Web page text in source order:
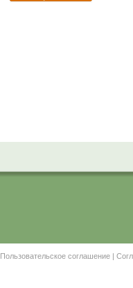
Пользовательское соглашение |